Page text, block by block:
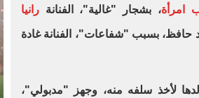
امرأة، بشجار "غالية"، الفنانة رانيا
حافظ، بسبب "شفاعات"، الفنانة غادة
لأخذ سلفه منه، وجهز "مدبولي"،